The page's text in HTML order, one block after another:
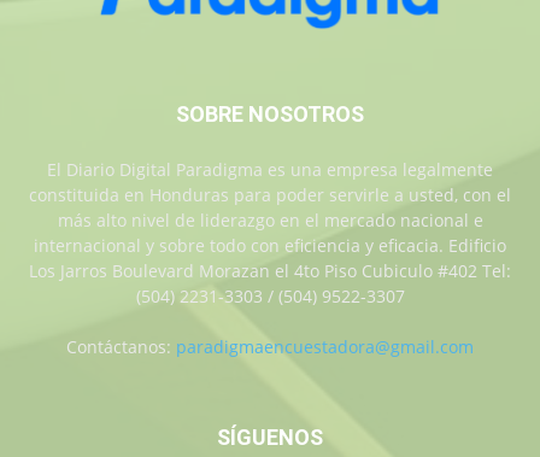
SOBRE NOSOTROS
El Diario Digital Paradigma es una empresa legalmente
constituida en Honduras para poder servirle a usted, con el
más alto nivel de liderazgo en el mercado nacional e
internacional y sobre todo con eficiencia y eficacia. Edificio
Los Jarros Boulevard Morazan el 4to Piso Cubiculo #402 Tel:
(504) 2231-3303 / (504) 9522-3307
Contáctanos: paradigmaencuestadora@gmail.com
SÍGUENOS